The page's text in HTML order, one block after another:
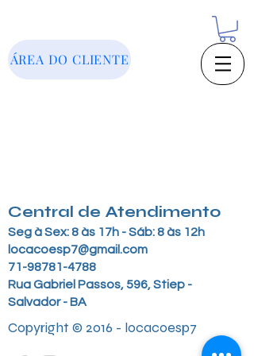
ÁREA DO CLIENTE
Central de Atendimento
Seg à Sex: 8 às 17h - Sáb: 8 às 12h
locacoesp7@gmail.com
71-98781-4788
Rua Gabriel Passos, 596, Stiep -
Salvador - BA
Copyright © 2016 - locacoesp7